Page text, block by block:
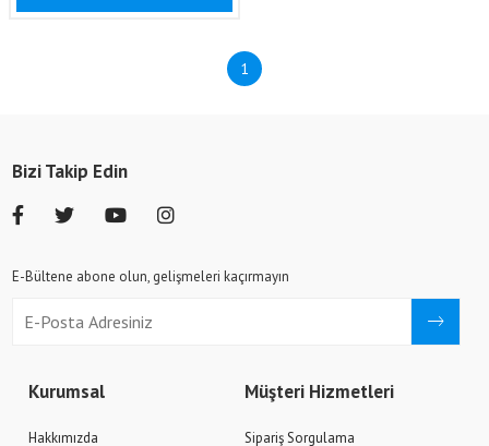
1
Kurumsal
Hakkımızda
Müşteri Hizmetleri
Sipariş Sorgulama
Bizi Takip Edin
E-Bültene abone olun, gelişmeleri kaçırmayın